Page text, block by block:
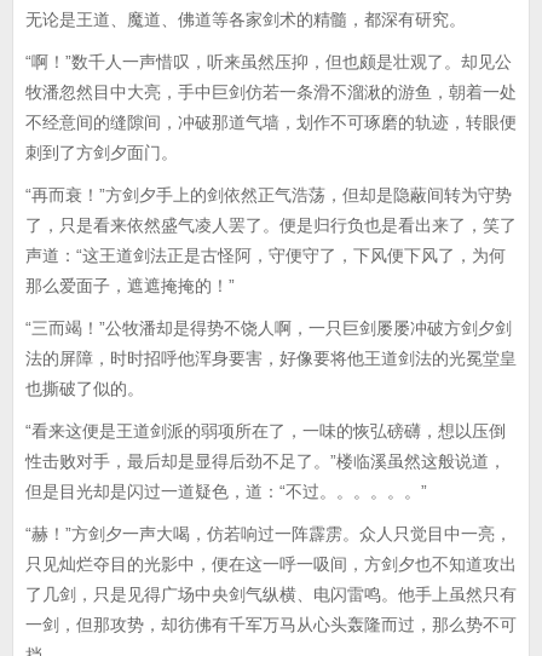
无论是王道、魔道、佛道等各家剑术的精髓，都深有研究。
“啊！”数千人一声惜叹，听来虽然压抑，但也颇是壮观了。却见公
牧潘忽然目中大亮，手中巨剑仿若一条滑不溜湫的游鱼，朝着一处
不经意间的缝隙间，冲破那道气墙，划作不可琢磨的轨迹，转眼便
刺到了方剑夕面门。
“再而衰！”方剑夕手上的剑依然正气浩荡，但却是隐蔽间转为守势
了，只是看来依然盛气凌人罢了。便是归行负也是看出来了，笑了
声道：“这王道剑法正是古怪阿，守便守了，下风便下风了，为何
那么爱面子，遮遮掩掩的！”
“三而竭！”公牧潘却是得势不饶人啊，一只巨剑屡屡冲破方剑夕剑
法的屏障，时时招呼他浑身要害，好像要将他王道剑法的光冕堂皇
也撕破了似的。
“看来这便是王道剑派的弱项所在了，一味的恢弘磅礴，想以压倒
性击败对手，最后却是显得后劲不足了。”楼临溪虽然这般说道，
但是目光却是闪过一道疑色，道：“不过。。。。。。”
“赫！”方剑夕一声大喝，仿若响过一阵霹雳。众人只觉目中一亮，
只见灿烂夺目的光影中，便在这一呼一吸间，方剑夕也不知道攻出
了几剑，只是见得广场中央剑气纵横、电闪雷鸣。他手上虽然只有
一剑，但那攻势，却彷佛有千军万马从心头轰隆而过，那么势不可